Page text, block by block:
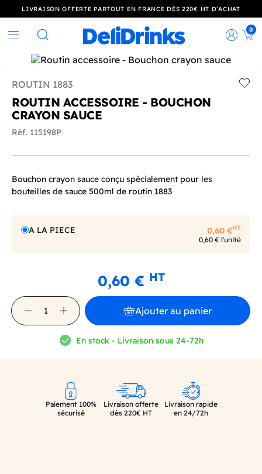
LIVRAISON OFFERTE PARTOUT EN FRANCE DÈS 220€ HT D’ACHAT
Rechercher
0
ROUTIN 1883
ROUTIN ACCESSOIRE - BOUCHON
CRAYON SAUCE
Réf. 115198P
Bouchon crayon sauce conçu spécialement pour les
bouteilles de sauce 500ml de routin 1883
A LA PIECE 0,60 €HT
0,60 € l'unité
0,60 € HT
Ajouter au panier
En stock - Livraison sous 24-72h
Paiement 100%
sécurisé
Livraison offerte
dès 220€ HT
Livraison rapide
en 24/72h